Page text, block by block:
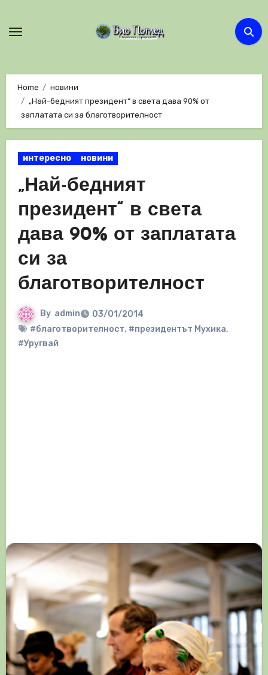
Home
новини
„Най-бедният президент“ в света дава 90% от
заплатата си за благотворителност
интересно новини
„Най-бедният
президент“ в света
дава 90% от заплатата
си за
благотворителност
By admin
03/01/2014
#благотворителност, #президентът Мухика,
#Уругвай